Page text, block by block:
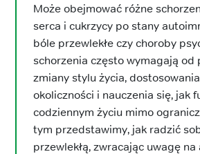
Może obejmować różne
serca i cukrzycy po stany
bóle przewlekłe czy choroby
schorzenia często wymagają od
zmiany stylu życia,
okoliczności i nauczenia się, jak
codziennym życiu mimo
tym przedstawimy, jak radzić
przewlekłą, zwracając uwagę